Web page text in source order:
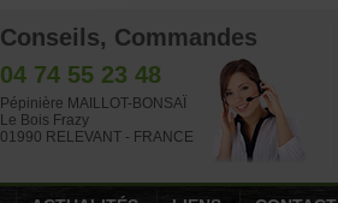
Conseils, Commandes
04 74 55 23 48
Pépinière MAILLOT-BONSAÏ
Le Bois Frazy
01990 RELEVANT - FRANCE